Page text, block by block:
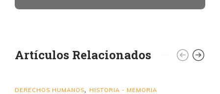
Artículos Relacionados
DERECHOS HUMANOS HISTORIA - MEMORIA